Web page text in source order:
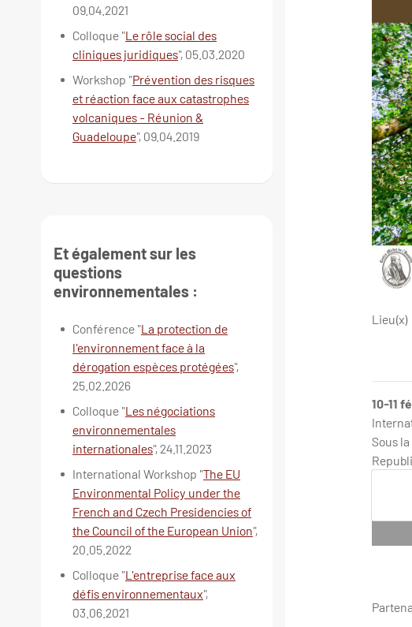
Lieu(x)
10-11
Sous
09.04.2021
Colloque "Le rôle social des
cliniques juridiques", 05.03.2020
Workshop "Prévention des risques
et réaction face aux catastrophes
volcaniques - Réunion &
Guadeloupe", 09.04.2019
Et également sur les
questions
environnementales :
Conférence "La protection de
l'environnement face à la
dérogation espèces protégées",
25.02.2026
Colloque "Les négociations
environnementales
internationales", 24.11.2023
International Workshop "The EU
Environmental Policy under the
French and Czech Presidencies of
the Council of the European Union",
20.05.2022
Colloque "L'entreprise face aux
défis environnementaux",
03.06.2021